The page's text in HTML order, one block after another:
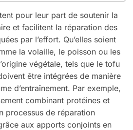
pour leur part de soutenir la
et facilitent la réparation des
par l’effort. Qu’elles soient
la volaille, le poisson ou les
végétale, tels que le tofu
être intégrées de manière
d’entraînement. Par exemple,
combinant protéines et
processus de réparation
aux apports conjoints en